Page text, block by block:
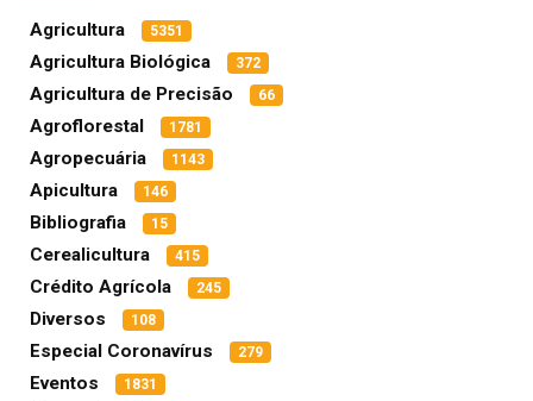
Agricultura 5351
Agricultura Biológica 372
Agricultura de Precisão 66
Agroflorestal 1781
Agropecuária 1143
Apicultura 146
Bibliografia 15
Cerealicultura 415
Crédito Agrícola 245
Diversos 108
Especial Coronavírus 279
Eventos 1831